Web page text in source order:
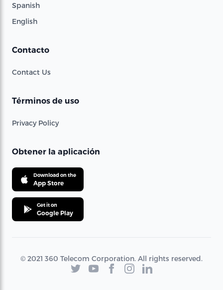
Spanish
English
Contacto
Contact Us
Términos de uso
Privacy Policy
Obtener la aplicación
Download on the
App Store
Get it on
Google Play
© 2021 360 Telecom Corporation. All rights reserved.